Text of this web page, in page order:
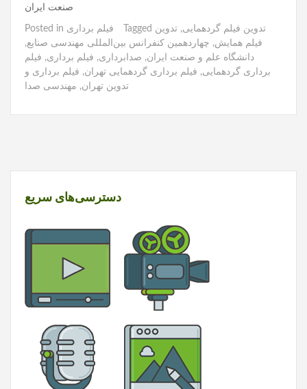
Posted in فیلم برداری Tagged تدوین فیلم گردهمایی, تدوین
فیلم همایش, چهاردهمین کنفرانس بین‌المللی مهندسی صنایع,
دانشگاه علم و صنعت ایران, صدابرداری, فیلم برداری, فیلم
برداری گردهمایی, فیلم برداری گردهمایی تهران, فیلم برداری و
تدوین تهران, مهندسی صدا
دسترسی‌های سریع